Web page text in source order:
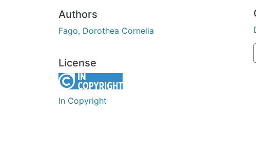
Authors
Fago, Dorothea Cornelia
License
In Copyright